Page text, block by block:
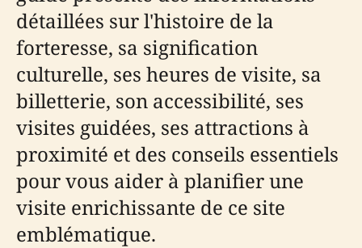
détaillées sur l'histoire de la
forteresse, sa signification
culturelle, ses heures de visite, sa
billetterie, son accessibilité, ses
visites guidées, ses attractions à
proximité et des conseils essentiels
pour vous aider à planifier une
visite enrichissante de ce site
emblématique.